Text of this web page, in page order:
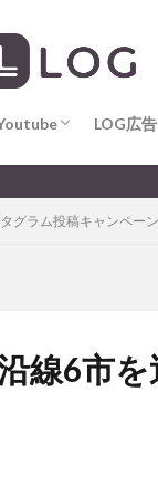
求人のメリット
Youtube
LOG OITA YouTube
LOG広告
グラム投稿キャンペーン
線6市
うみたまご お
ぼ
アイススケート
コンビニ コース
分 ビアガーデン
ヘルシー ペスカト